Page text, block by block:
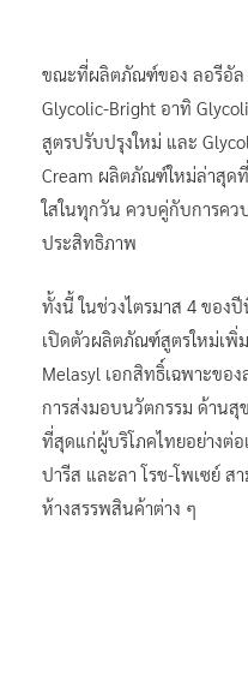
ขณะที่ผลิตภัณฑ์ของ ลอรีอั
Glycolic-Bright อาทิ
สูตรปรับปรุงใหม่ และ
Cream ผลิตภัณฑ์ใหม่ล่าสุด
ใสในทุกวัน ควบคู่กับการค
ประสิทธิภาพ
ทั้งนี้ ในช่วงไตรมาส 4 ของ
เปิดตัวผลิตภัณฑ์สูตรใหม่เพิ่
Melasyl เอกสิทธิ์เฉพาะขอ
การส่งมอบนวัตกรรม ด้าน
ที่สุดแก่ผู้บริโภคไทยอย่างต่
ปารีส และลา โรช-โพเซย์ ส
ห้างสรรพสินค้าต่าง ๆ